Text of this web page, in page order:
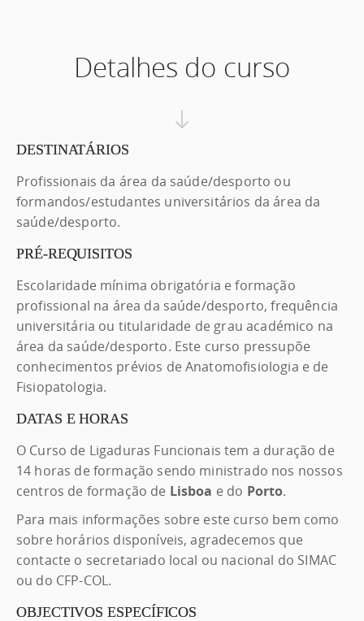
Detalhes do curso
DESTINATÁRIOS
Profissionais da área da saúde/desporto ou
formandos/estudantes universitários da área da
saúde/desporto.
PRÉ-REQUISITOS
Escolaridade mínima obrigatória e formação
profissional na área da saúde/desporto, frequência
universitária ou titularidade de grau académico na
área da saúde/desporto. Este curso pressupõe
conhecimentos prévios de Anatomofisiologia e de
Fisiopatologia.
DATAS E HORAS
O Curso de Ligaduras Funcionais tem a duração de
14 horas de formação sendo ministrado nos nossos
centros de formação de Lisboa e do Porto.
Para mais informações sobre este curso bem como
sobre horários disponíveis, agradecemos que
contacte o secretariado local ou nacional do SIMAC
ou do CFP-COL.
OBJECTIVOS ESPECÍFICOS